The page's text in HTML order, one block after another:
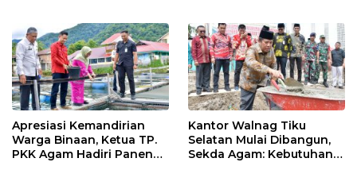
Apresiasi Kemandirian
Warga Binaan, Ketua TP.
PKK Agam Hadiri Panen
Kantor Walnag Tiku
Selatan Mulai Dibangun,
Sekda Agam: Kebutuhan